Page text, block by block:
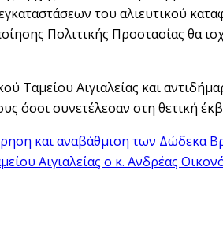
του αλιευτικού
Πολιτικής Προστασίας θα
Αιγιαλείας και
όσοι συνετέλεσαν στη θετική
και αναβάθμιση των Δώδεκα
Αιγιαλείας ο κ. Ανδρέας